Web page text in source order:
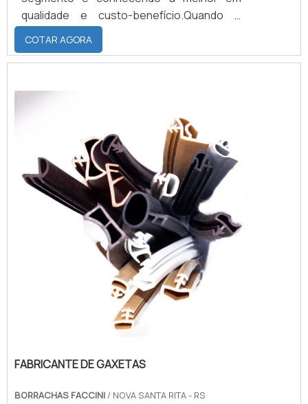
qualidade e custo-benefício.Quando o
quesito é fabricante de gaxetas, com os
colaboradores da Phoenix Bor atingirá
excelente custo-benefício com
principalmente, nas exigências dos
clientes.UM POUCO MAIS SOBRE O
FABRICANT...
COTAR AGORA
FABRICANTE DE GAXETAS
BORRACHAS FACCINI / NOVA SANTA RITA - RS